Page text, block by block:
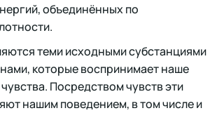
объединённых по
теми исходными субстанциями
которые воспринимает наше
Посредством чувств эти
нашим поведением, в том числе и